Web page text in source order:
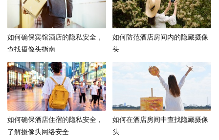
如何确保宾馆酒店的隐私安全，
查找摄像头指南
如何防范酒店房间内的隐藏摄像
头
如何确保酒店住宿的隐私安全，
了解摄像头网络安全
如何在酒店房间中查找隐藏摄像
头